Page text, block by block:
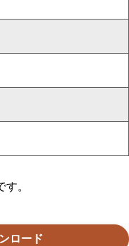
。
ロード